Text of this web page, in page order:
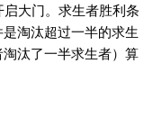
大门。求生者胜利条
淘汰超过一半的求生
汰了一半求生者）算